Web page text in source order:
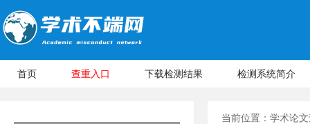
首页 查重入口 下载检测结果 检测系统简介
当前位置： 学术论